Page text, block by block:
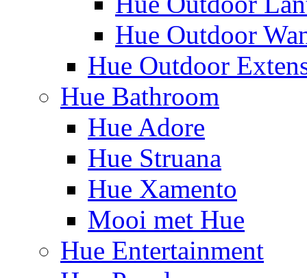
Hue Outdoor
Hue Outdoor
Hue Bathroom
Hue Adore
Hue Struana
Hue Xamento
Mooi met Hue
Hue Entertainment